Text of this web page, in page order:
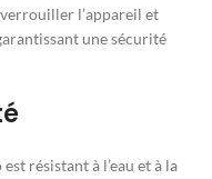
l’appareil et
une sécurité
résistant à l’eau et à la